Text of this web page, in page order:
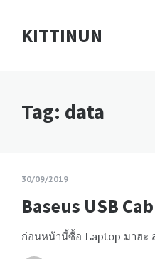
KITTINUN
Tag: data
30/09/2019
Baseus USB
ก่อนหน้านี้ซื้อ Laptop มาฮะ